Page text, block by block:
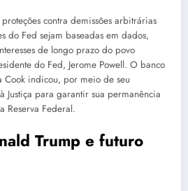
contra demissões arbitrárias
do Fed sejam baseadas em dados,
de longo prazo do povo
do Fed, Jerome Powell. O banco
Cook indicou, por meio de seu
Justiça para garantir sua permanência
Reserva Federal.
Trump e futuro